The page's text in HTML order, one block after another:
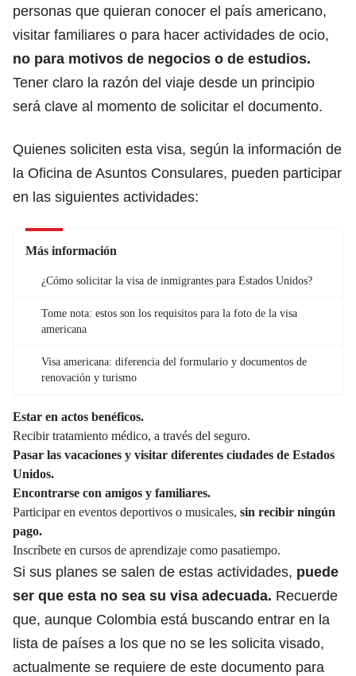
personas que quieran conocer el país americano,
visitar familiares o para hacer actividades de ocio,
no para motivos de negocios o de estudios.
Tener claro la razón del viaje desde un principio
será clave al momento de solicitar el documento.
Quienes soliciten esta visa, según la información de
la Oficina de Asuntos Consulares, pueden participar
en las siguientes actividades:
Más información
¿Cómo solicitar la visa de inmigrantes para Estados Unidos?
Tome nota: estos son los requisitos para la foto de la visa
americana
Visa americana: diferencia del formulario y documentos de
renovación y turismo
Estar en actos benéficos.
Recibir tratamiento médico, a través del seguro.
Pasar las vacaciones y visitar diferentes ciudades de Estados
Unidos.
Encontrarse con amigos y familiares.
Participar en eventos deportivos o musicales, sin recibir ningún
pago.
Inscríbete en cursos de aprendizaje como pasatiempo.
Si sus planes se salen de estas actividades, puede
ser que esta no sea su visa adecuada. Recuerde
que, aunque Colombia está buscando entrar en la
lista de países a los que no se les solicita visado,
actualmente se requiere de este documento para